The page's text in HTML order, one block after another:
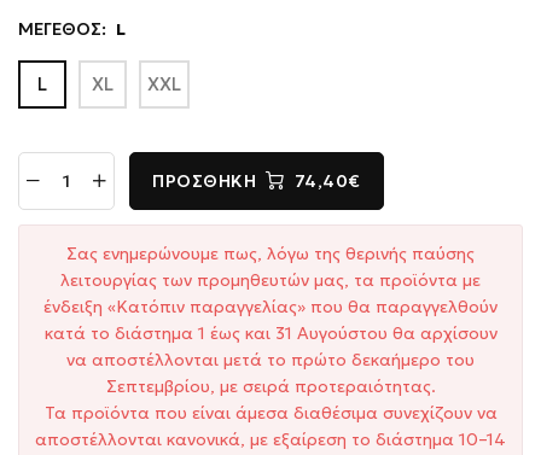
ΜΕΓΕΘΟΣ: L
L XL XXL
ΠΡΟΣΘΉΚΗ 74,40€
Σας ενημερώνουμε πως, λόγω της θερινής παύσης
λειτουργίας των προμηθευτών μας, τα προϊόντα με
ένδειξη «Κατόπιν παραγγελίας» που θα παραγγελθούν
κατά το διάστημα 1 έως και 31 Αυγούστου θα αρχίσουν
να αποστέλλονται μετά το πρώτο δεκαήμερο του
Σεπτεμβρίου, με σειρά προτεραιότητας.
Τα προϊόντα που είναι άμεσα διαθέσιμα συνεχίζουν να
αποστέλλονται κανονικά, με εξαίρεση το διάστημα 10–14